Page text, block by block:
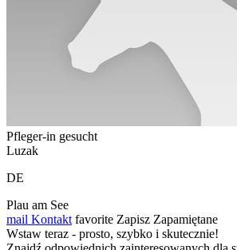
Pfleger-in gesucht
Luzak
DE
Plau am See
mail Kontakt favorite Zapisz Zapamiętane
Wstaw teraz - prosto, szybko i skutecznie!